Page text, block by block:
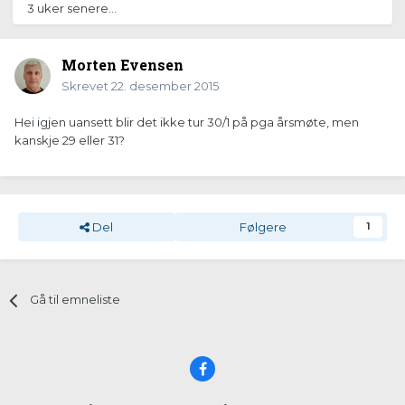
3 uker senere...
Morten Evensen
Skrevet22. desember 2015
Hei igjen uansett blir det ikke tur 30/1 på pga årsmøte, men
kanskje 29 eller 31?
Del Følgere 1
Gå til emneliste